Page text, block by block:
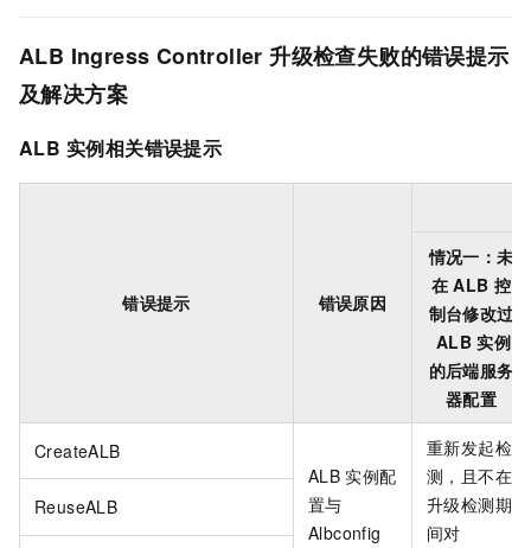
ALB Ingress Controller 升级检查失败的错误提示
及解决方案
ALB 实例相关错误提示
错误提示 错误原因
情况一：未
在 ALB 控
制台修改过
ALB 实例
的后端服务
器配置
CreateALB
ALB 实例配
置与
Albconfig
重新发起检
测，且不在
升级检测期
间对
ReuseALB